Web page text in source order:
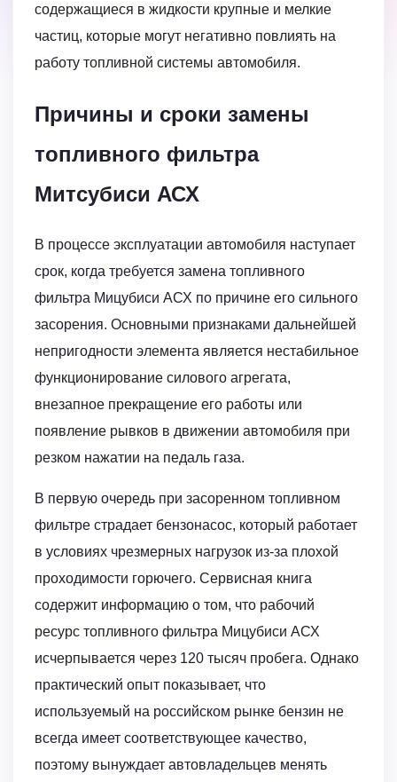
содержащиеся в жидкости крупные и мелкие
частиц, которые могут негативно повлиять на
работу топливной системы автомобиля.
Причины и сроки замены
топливного фильтра
Митсубиси АСХ
В процессе эксплуатации автомобиля наступает
срок, когда требуется замена топливного
фильтра Мицубиси АСХ по причине его сильного
засорения. Основными признаками дальнейшей
непригодности элемента является нестабильное
функционирование силового агрегата,
внезапное прекращение его работы или
появление рывков в движении автомобиля при
резком нажатии на педаль газа.
В первую очередь при засоренном топливном
фильтре страдает бензонасос, который работает
в условиях чрезмерных нагрузок из-за плохой
проходимости горючего. Сервисная книга
содержит информацию о том, что рабочий
ресурс топливного фильтра Мицубиси АСХ
исчерпывается через 120 тысяч пробега. Однако
практический опыт показывает, что
используемый на российском рынке бензин не
всегда имеет соответствующее качество,
поэтому вынуждает автовладельцев менять